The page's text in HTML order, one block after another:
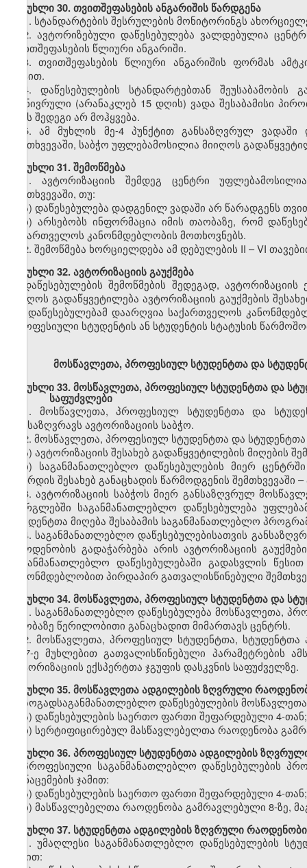
მუხლი30. თვითშეფასების ანგარიშის წარდგენა
1. სტანდარტების შესრულების მონიტორინგს
2. ავტორიზებული დაწესებულება ვალდებულია
თვითშეფასების წლიური ანგარიში.
3. თვითშეფასების წლიური ანგარიშის ფორმას
აქტით.
4. დაწესებულების სტანდარტებთან შეუსაბამობის
გონივრული (არანაკლებ 15 დღის) ვადა შესაბამისი
ამას შედეგი არ მოჰყვება.
5. ამ მუხლის მე-4 პუნქტით განსაზღვრულ ვადაში
შემთხვევაში, საბჭო უფლებამოსილია მიიღოს
მუხლი31. შემოწმება
1. ავტორიზაციის შემდეგ ცენტრი
შემთხვევაში, თუ:
ა) დაწესებულება დადგენილ ვადაში არ წარადგენს
ბ) არსებობს ინფორმაცია იმის თაობაზე, რომ
საქართველოს კანონმდებლობის მოთხოვნებს.
2. შემოწმება ხორციელდება ამ დებულების II – VI
მუხლი32. ავტორიზაციისგაუქმება
დაწესებულების შემოწმების შედეგად, ავტორიზაციის
მიიღოს გადაწყვეტილება ავტორიზაციის გაუქმების
თუ დაწესებულებამ დაარღვია საქართველოს
პროფესიული სტუდენტის ან სტუდენტის სტატუსის
მოსწავლეთა, პროფესიულ სტუდენტთა და
მუხლი33. მოსწავლეთა, პროფესიულ სტუდენტთა და
საფუძვლები
1.
მოსწავლეთა, პროფესიულ სტუდენტთა და
განსაზღვრავს ავტორიზაციის საბჭო.
2. მოსწავლეთა, პროფესიულსტუდენტთა და
ა) ავტორიზაციის შესახებ გადაწყვეტილების მიღების
ბ) საგანმანათლებლო დაწესებულების მიერ
გაზრდის შესახებ განაცხადის წარმოდგენის შემთხვევაში –
3. ავტორიზაციის საბჭოს მიერ განსაზღვრულ
ფარგლებში საგანმანათლებლო დაწესებულება
სტუდენტთა მიღება შესაბამის საგანმანათლებლო
4. საგანმანათლებლოდაწესებულებისათვის
რაოდენობის გადაჭარბება არისავტორიზაციის
საგანმანათლებლო დაწესებულებაში გადასვლის
კანონმდებლობით პირდაპირ გათვალისწინებული
მუხლი34. მოსწავლეთა, პროფესიულ სტუდენტთა და
1. საგანმანათლებლო დაწესებულებამოსწავლეთა,
თაობაზე წერილობითი განაცხადით მიმართავს ცენტრს.
2. მოსწავლეთა, პროფესიულ სტუდენტთა,
7-ე მუხლებით გათვალისწინებული პარამეტრების
ავტორიზაციის ექსპერტთა ჯგუფის დასკვნის საფუძველზე.
მუხლი35. მოსწავლეთა ადგილების ზღვრული
ზოგადსაგანმანათლებლო დაწესებულების
ა) დაწესებულების საერთო ფართი შეფარდებული 4-თან;
ბ) სერტიფიცირებულმასწავლებელთა რაოდენობა
მუხლი36. პროფესიულ სტუდენტთა ადგილების
პროფესიული საგანმანათლებლო დაწესებულების
მონაცემების ჯამით:
ა) დაწესებულების საერთო ფართი შეფარდებული 4-თან;
ბ) მასწავლებელთა რაოდენობა გამრავლებული 8-ზე,
მუხლი37. სტუდენტთა ადგილების ზღვრული
1. უმაღლესი საგანმანათლებლოდაწესებულების
ჯამით: